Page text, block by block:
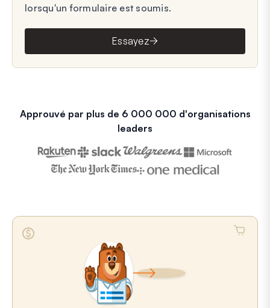
lorsqu'un formulaire est soumis.
Essayez
Approuvé par plus de 6 000 000 d'organisations
leaders